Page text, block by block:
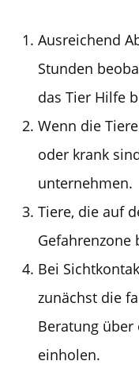
Ausreichend
Stunden
das Tier Hilfe
Wenn die
oder krank
unternehmen.
Tiere, die auf
Gefahrenzone
Bei
zunächst die
Beratung
einholen.